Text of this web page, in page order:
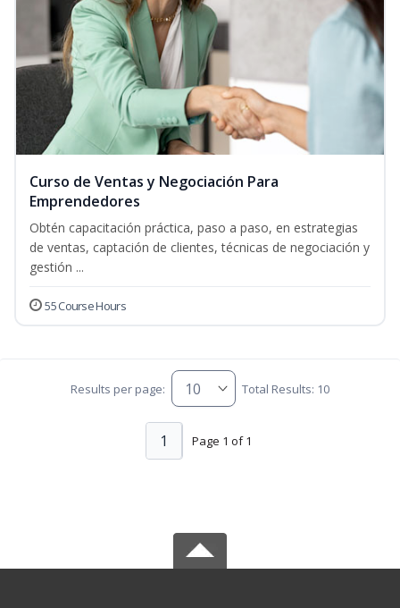
Curso de Ventas y Negociación Para
Emprendedores
Obtén capacitación práctica, paso a paso, en estrategias
de ventas, captación de clientes, técnicas de negociación y
gestión ...
55 Course Hours
Results per page: Total Results: 10
Page 1 of 1
1